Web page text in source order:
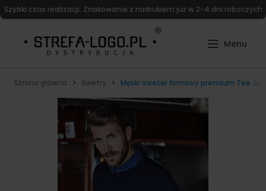
Szybki czas realizacji. Znakowanie z nadrukiem już w 2-4 dni roboczych
Strona główna Swetry Męski sweter firmowy premium Tee